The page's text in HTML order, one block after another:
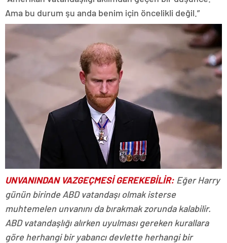
Ama bu durum şu anda benim için öncelikli değil.”
UNVANINDAN VAZGEÇMESİ GEREKEBİLİR: Eğer Harry
günün birinde ABD vatandaşı olmak isterse
muhtemelen unvanını da bırakmak zorunda kalabilir.
ABD vatandaşlığı alırken uyulması gereken kurallara
göre herhangi bir yabancı devlette herhangi bir